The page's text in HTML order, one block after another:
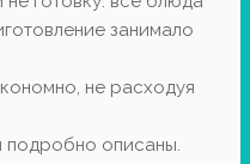
занимало
не расходуя
подробно описаны.